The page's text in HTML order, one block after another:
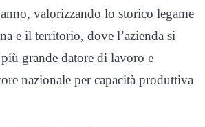
valorizzando lo storico legame
e il territorio, dove l’azienda si
grande datore di lavoro e
nazionale per capacità produttiva